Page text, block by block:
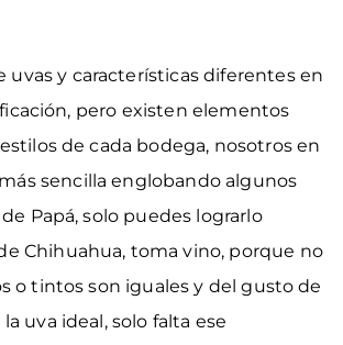
y características diferentes en
pero existen elementos
de cada bodega, nosotros en
sencilla englobando algunos
Papá, solo puedes lograrlo
Chihuahua, toma vino, porque no
o tintos son iguales y del gusto de
uva ideal, solo falta ese